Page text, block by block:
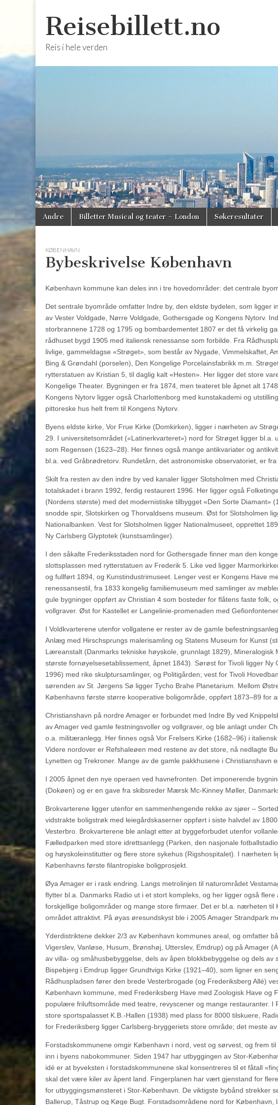
Reisebillett.no
Reis i hele verden
Main
menu
Skip
Andre Billetter Musical og teater – London Søkeresultater
KØBENHAVN
Bybeskrivelse København
København kommune kan deles inn i tre hovedområder: det centrale
Det sentrale byområde omfatter Indre by, den eldste bydelen, som
av Vester Voldgade, Nørre Voldgade, Gothersgade og Kongens Nytorv.
storbrannene 1728 og 1795 og bombardementet 1807 er det få virkelig
rådhuset bygd 1905 med italiensk renessanse som forbilde. Fra
livlige, gammeldagse «Strøget», som består av Nygade, Vimmelskaftet,
Bing & Grøndahl (porselen), Den Kongelige Porcelainsfabrikk m.m.
rytterstatuen av Kristian 5, til daglig kalt «Hesten». Her ligger det store
Kongelige Theater. Bygningen er fra 1874, men teateret ble åpnet alt
Kongens Nytorv ligger også Charlottenborg med kunstakademi og
pittoreske hus helt frem til Kongens Nytorv.
Byens eldste kirke, Vor Frue Kirke (Domkirken), ligger i nærheten av
29. I universitetsområdet («Latinerkvarteret») nord for Strøget ligger
som Regensen (1623–28). Her finnes også mange antikvariater og
bl.a. ved Gråbrødretorv. Rundetårn, det astronomiske observatoriet, er fra
Skilt fra resten av den indre by ved kanaler ligger Slotsholmen med
totalskadet i brann 1992, ferdig restaurert 1996. Her ligger også
(Nordens største) med det modernistiske tilbygget «Den Sorte Diamant»
snodde spir, Slotskirken og Thorvaldsens museum. Øst for Slotsholmen
Nationalbanken. Vest for Slotsholmen ligger Nationalmuseet, opprettet
Ny Carlsberg Glyptotek (kunstsamlinger).
I den såkalte Frederiksstaden nord for Gothersgade finner man den
slottsplassen med rytterstatuen av Frederik 5. Like ved ligger
og fullført 1894, og Kunstindustrimuseet. Lenger vest er Kongens Have
renessansestil, fra 1833 kongelig familiemuseum med samlinger av
gule bygninger oppført av Christian 4 som bosteder for flåtens faste folk,
vollgraver. Øst for Kastellet er Langelinie-promenaden med
I Voldkvarterene utenfor vollgatene er rester av de gamle
Anlæg med Hirschsprungs malerisamling og Statens Museum for Kunst
Læreanstalt (Danmarks tekniske høyskole, grunnlagt 1829),
største fornøyelsesetablissement, åpnet 1843). Sørøst for Tivoli ligger
1996) med rike skulptursamlinger, og Politigården; vest for Tivoli
sørenden av St. Jørgens Sø ligger Tycho Brahe Planetarium. Mellom
Københavns første større kooperative boligområde, oppført 1873–89 for
Christianshavn på nordre Amager er forbundet med Indre By ved
av Amager ved gamle festningsvoller og vollgraver, og ble anlagt under
o.a. militæranlegg. Her finnes også Vor Frelsers Kirke (1682–96) i
Videre nordover er Refshaleøen med restene av det store, nå nedlagte
Lynetten og Trekroner. Mange av de gamle pakkhusene i Christianshavn
I 2005 åpnet den nye operaen ved havnefronten. Det imponerende
(Dokøen) og er en gave fra skibsreder Mærsk Mc-Kinney Møller,
Brokvarterene ligger utenfor en sammenhengende rekke av sjøer –
vidstrakte boligstrøk med leiegårdskaserner oppført i siste halvdel av
Vesterbro. Brokvarterene ble anlagt etter at byggeforbudet utenfor
Fælledparken med store idrettsanlegg (Parken, den nasjonale
og høyskoleinstitutter og flere store sykehus (Rigshospitalet). I nærheten
Københavns første filantropiske boligprosjekt.
Øya Amager er i rask endring. Langs metrolinjen til naturområdet
flytter bl.a. Danmarks Radio ut i et stort kompleks, og her ligger også
forskjellige boligområder og mange store firmaer. Det er bl.a. nærheten
området attraktivt. På øyas øresundskyst ble i 2005 Amager Strandpark
Yderdistriktene dekker 2/3 av København kommunes areal, og omfatter
Vigerslev, Vanløse, Husum, Brønshøj, Utterslev, Emdrup) og på Amager
av villa- og småhusbebyggelse, dels av åpen blokkbebyggelse og dels
Bispebjerg i Emdrup ligger Grundtvigs Kirke (1921–40), som ligner en
Rådhuspladsen fører den brede Vesterbrogade (og Frederiksberg Allé)
København kommune, med Frederiksberg Have med Zoologisk Have og
populære friluftsområde med teatre, revyscener og mange restauranter.
store sportspalasset K.B.-Hallen (1938) med plass for 8000 tilskuere,
for Frederiksberg ligger Carlsberg-bryggeriets store område; det meste
Forstadskommunene omgir København i nord, vest og sørvest, og frem
inn i byens nabokommuner. Siden 1947 har utbyggingen av Stor-
idé er at byveksten i forstadskommunene skal konsentreres til et fåtall
skal det være kiler av åpent land. Fingerplanen har vært gjenstand for
for utbyggingsmønsteret i Stor-København. De viktigste bybånd strekker
Ballerup, Tåstrup og Køge Bugt. Forstadsområdene nord for